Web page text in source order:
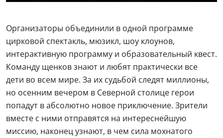
Организаторы объединили в одной программе
цирковой спектакль, мюзикл, шоу клоунов,
интерактивную программу и образовательный квест.
Команду щенков знают и любят практически все
дети во всем мире. За их судьбой следят миллионы,
но осенним вечером в Северной столице герои
попадут в абсолютно новое приключение. Зрители
вместе с ними отправятся на интереснейшую
миссию, наконец узнают, в чем сила мохнатого